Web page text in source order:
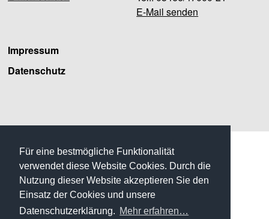
Für eine bestmögliche Funktionalität
verwendet diese Website Cookies. Durch die
Nutzung dieser Website akzeptieren Sie den
Einsatz der Cookies und unsere
Datenschutzerklärung. Mehr erfahren…
E-Mail senden
Impressum
Datenschutz